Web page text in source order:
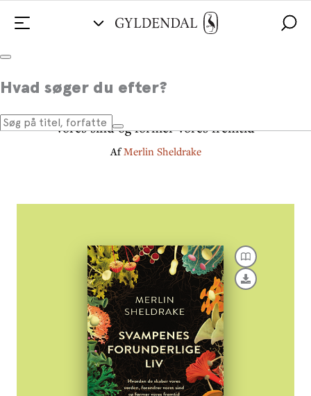
Hvad søger du efter?
Svampenes forunderlige liv
Hvordan de skaber vores verden, forandrer
vores sind og former vores fremtid
AfMerlin Sheldrake